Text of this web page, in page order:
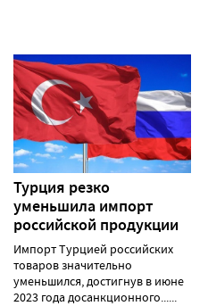
Турция резко
уменьшила импорт
российской продукции
Импорт Турцией российских
товаров значительно
уменьшился, достигнув в июне
2023 года досанкционного......